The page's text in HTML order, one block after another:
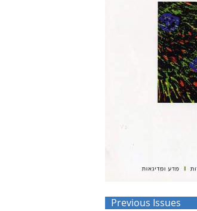
Previous Issues